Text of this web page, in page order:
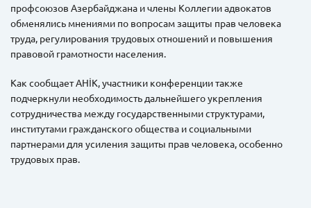
профсоюзов Азербайджана и члены Коллегии адвокатов
обменялись мнениями по вопросам защиты прав человека
труда, регулирования трудовых отношений и повышения
правовой грамотности населения.
Как сообщает AHİK, участники конференции также
подчеркнули необходимость дальнейшего укрепления
сотрудничества между государственными структурами,
институтами гражданского общества и социальными
партнерами для усиления защиты прав человека, особенно
трудовых прав.